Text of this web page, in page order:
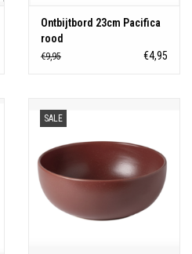
Ontbijtbord 23cm Pacifica
rood
€9,95 €4,95
SALE